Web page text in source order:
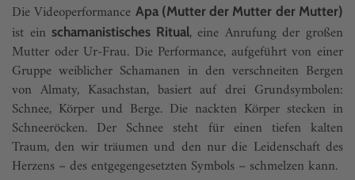
Die Videoperformance Apa (Mutter der Mutter der Mutter)
ist einschamanistisches Ritual, eine Anrufung der großen
Mutter oder Ur-Frau. Die Performance, aufgeführt von einer
Gruppe weiblicher Schamanen in den verschneiten Bergen
von Almaty, Kasachstan, basiert auf drei Grundsymbolen:
Schnee, Körper und Berge. Die nackten Körper stecken in
Schneeröcken. Der Schnee steht für einen tiefen kalten
Traum, den wir träumen und den nur die Leidenschaft des
Herzens – des entgegengesetzten Symbols – schmelzen kann.